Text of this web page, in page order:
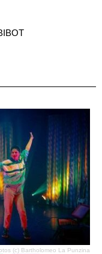
(c) Bartholomeo La Punzina